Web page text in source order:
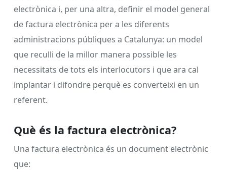
electrònica i, per una altra, definir el model general
de factura electrònica per a les diferents
administracions públiques a Catalunya: un model
que reculli de la millor manera possible les
necessitats de tots els interlocutors i que ara cal
implantar i difondre perquè es converteixi en un
referent.
Què és la factura electrònica?
Una factura electrònica és un document electrònic
que: